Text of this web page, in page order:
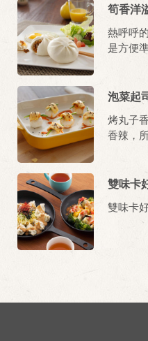
筍香洋
熱呼呼
是方便
泡菜起
烤丸子
香辣，
雙味卡
雙味卡